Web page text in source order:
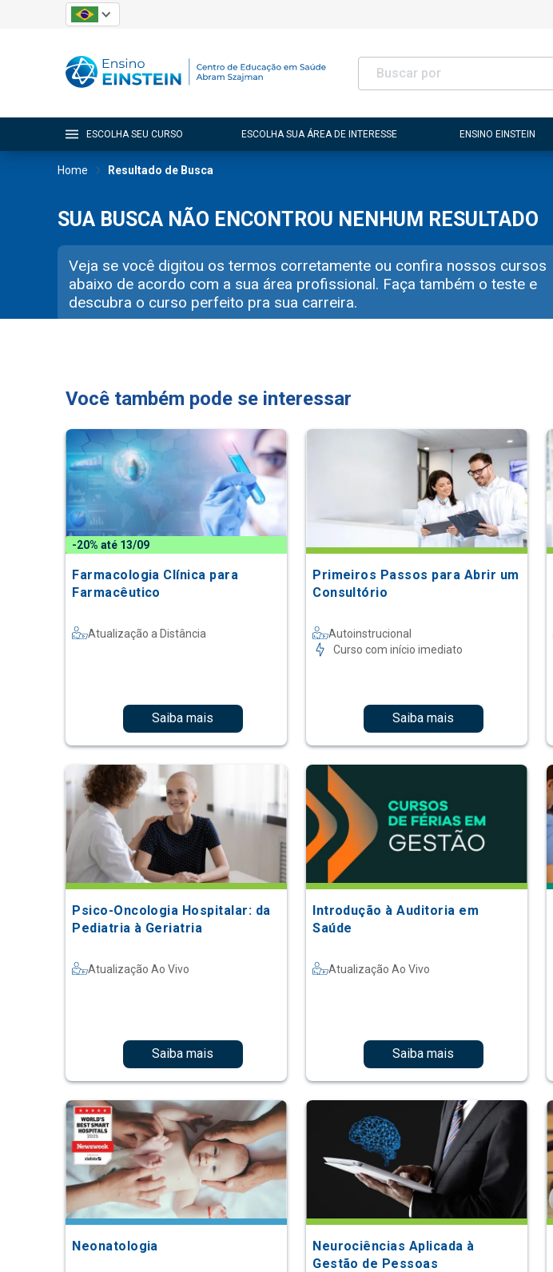
ESCOLHA SEU CURSO ESCOLHA SUA ÁREA DE INTERESSE ENSINO EINSTEIN
Home Resultado de Busca
SUA BUSCA NÃO ENCONTROU NENHUM RESULTADO
Veja se você digitou os termos corretamente ou confira nossos cursos
abaixo de acordo com a sua área profissional. Faça também o teste e
descubra o curso perfeito pra sua carreira.
Você também pode se interessar
-20% até 13/09
Farmacologia Clínica para
Farmacêutico
Atualização a Distância
Saiba mais
Primeiros Passos para Abrir um
Consultório
Autoinstrucional
Curso com início imediato
Saiba mais
Psico-Oncologia Hospitalar: da
Pediatria à Geriatria
Atualização Ao Vivo
Saiba mais
Introdução à Auditoria em
Saúde
Atualização Ao Vivo
Saiba mais
Neonatologia
Neurociências Aplicada à
Gestão de Pessoas